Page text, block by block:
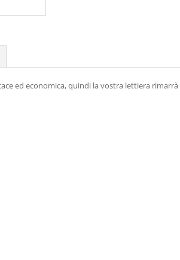
ed economica, quindi la vostra lettiera